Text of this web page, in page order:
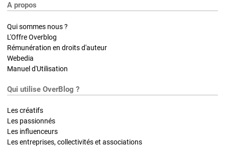
A propos
Qui sommes nous ?
L'Offre Overblog
Rémunération en droits d'auteur
Webedia
Manuel d'Utilisation
Qui utilise OverBlog ?
Les créatifs
Les passionnés
Les influenceurs
Les entreprises, collectivités et associations